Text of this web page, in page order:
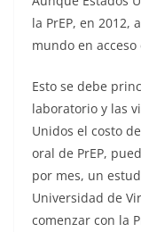
la PrEP, en 2012,
mundo en
Esto se debe
laboratorio y las
Unidos el costo
oral de PrEP,
por mes, un
Universidad de
comenzar con la